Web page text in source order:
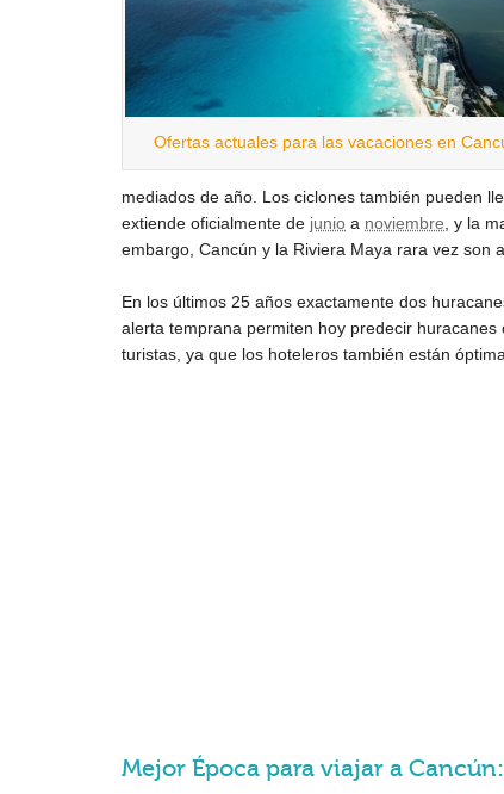
Ofertas actuales para las vacaciones en
mediados de año. Los ciclones también pueden
extiende oficialmente de junio a noviembre, y la
embargo, Cancún y la Riviera Maya rara vez son
En los últimos 25 años exactamente dos
alerta temprana permiten hoy predecir
turistas, ya que los hoteleros también están
Mejor Época para viajar a